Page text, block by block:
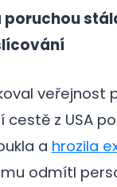
poruchou
cestě z USA
a hrozila
odmítl